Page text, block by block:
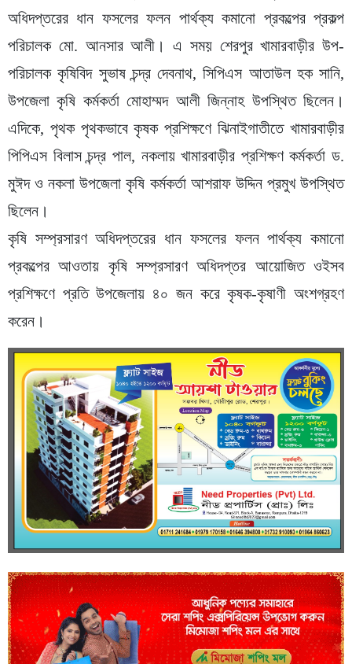
অধিদপ্তরের ধান ফসলের ফলন পার্থক্য কমানো প্রকল্পের প্রকল্প
পরিচালক মো. আনসার আলী। এ সময় শেরপুর খামারবাড়ীর উপ-
পরিচালক কৃষিবিদ সুভাষ চন্দ্র দেবনাথ, সিপিএস আতাউল হক সানি,
উপজেলা কৃষি কর্মকর্তা মোহাম্মদ আলী জিন্নাহ উপস্থিত ছিলেন।
এদিকে, পৃথক পৃথকভাবে কৃষক প্রশিক্ষণে ঝিনাইগাতীতে খামারবাড়ীর
পিপিএস বিলাস চন্দ্র পাল, নকলায় খামারবাড়ীর প্রশিক্ষণ কর্মকর্তা ড.
মুঈদ ও নকলা উপজেলা কৃষি কর্মকর্তা আশরাফ উদ্দিন প্রমুখ উপস্থিত
ছিলেন।
কৃষি সম্প্রসারণ অধিদপ্তরের ধান ফসলের ফলন পার্থক্য কমানো
প্রকল্পের আওতায় কৃষি সম্প্রসারণ অধিদপ্তর আয়োজিত ওইসব
প্রশিক্ষণে প্রতি উপজেলায় ৪০ জন করে কৃষক-কৃষাণী অংশগ্রহণ
করেন।